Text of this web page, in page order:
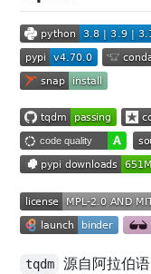
tqdm 源自阿拉伯语